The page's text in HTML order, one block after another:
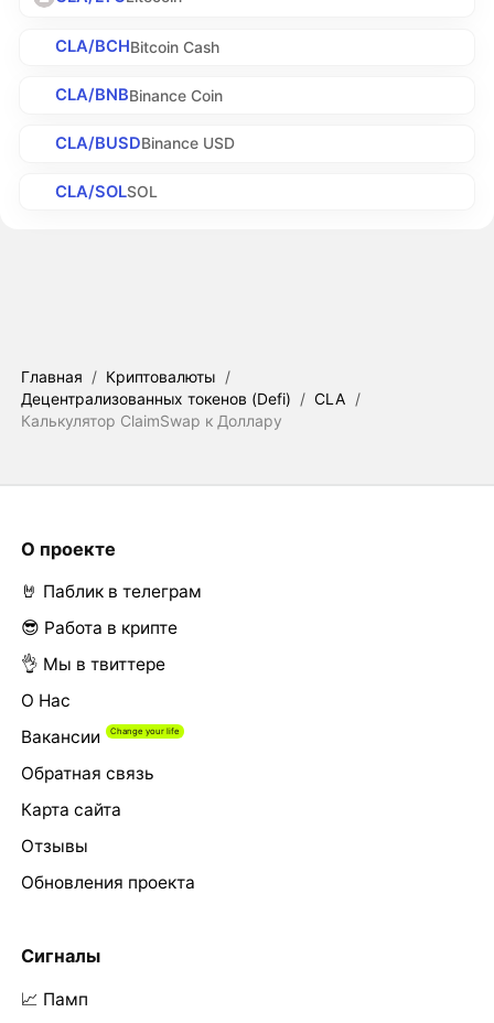
CLA/BCHBitcoin Cash
CLA/BNBBinance Coin
CLA/BUSDBinance USD
CLA/SOLSOL
Главная / Криптовалюты /
Децентрализованных токенов (Defi) / CLA /
Калькулятор ClaimSwap к Доллару
О проекте
🤘 Паблик в телеграм
😎 Работа в крипте
👌 Мы в твиттере
О Нас
Вакансии
Обратная связь
Карта сайта
Отзывы
Обновления проекта
Сигналы
📈 Памп